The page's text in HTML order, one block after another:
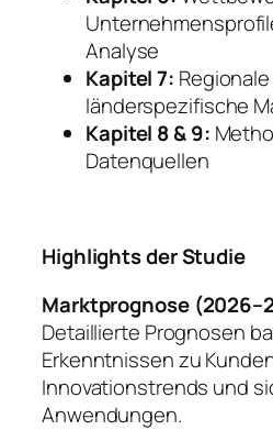
Analyse
Kapitel 7:
länderspezifische
Kapitel 8 & 9:
Datenquellen
Highlights der Studie
Marktprognose
Detaillierte Prognosen
Erkenntnissen zu
Innovationstrends und
Anwendungen.